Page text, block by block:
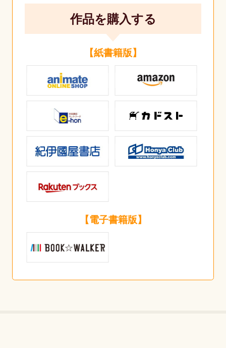
作品を購入する
【紙書籍版】
【電子書籍版】